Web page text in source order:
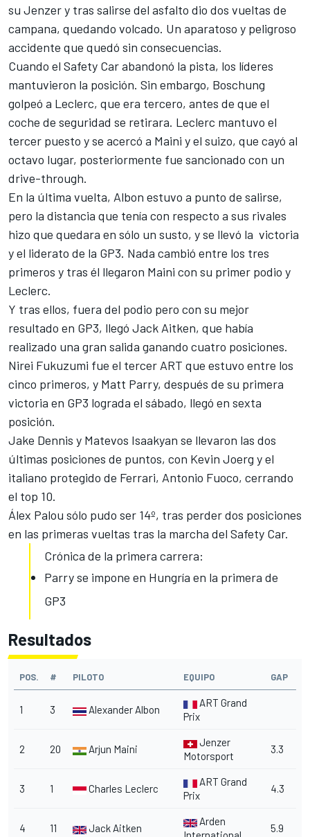
su Jenzer y tras salirse del asfalto dio dos vueltas de
campana, quedando volcado. Un aparatoso y peligroso
accidente que quedó sin consecuencias.
Cuando el Safety Car abandonó la pista, los líderes
mantuvieron la posición. Sin embargo, Boschung
golpeó a Leclerc, que era tercero, antes de que el
coche de seguridad se retirara. Leclerc mantuvo el
tercer puesto y se acercó a Maini y el suizo, que cayó al
octavo lugar, posteriormente fue sancionado con un
drive-through.
En la última vuelta, Albon estuvo a punto de salirse,
pero la distancia que tenía con respecto a sus rivales
hizo que quedara en sólo un susto, y se llevó la victoria
y el liderato de la GP3. Nada cambió entre los tres
primeros y tras él llegaron Maini con su primer podio y
Leclerc.
Y tras ellos, fuera del podio pero con su mejor
resultado en GP3, llegó Jack Aitken, que había
realizado una gran salida ganando cuatro posiciones.
Nirei Fukuzumi fue el tercer ART que estuvo entre los
cinco primeros, y Matt Parry, después de su primera
victoria en GP3 lograda el sábado, llegó en sexta
posición.
Jake Dennis y Matevos Isaakyan se llevaron las dos
últimas posiciones de puntos, con Kevin Joerg y el
italiano protegido de Ferrari, Antonio Fuoco, cerrando
el top 10.
Álex Palou sólo pudo ser 14º, tras perder dos posiciones
en las primeras vueltas tras la marcha del Safety Car.
Crónica de la primera carrera:
Parry se impone en Hungría en la primera de
GP3
Resultados
POS. # PILOTO EQUIPO GAP
1 3 Alexander Albon
ART Grand
Prix
2 20 Arjun Maini
Jenzer
Motorsport
3.3
3 1 Charles Leclerc
ART Grand
Prix
4.3
4 11 Jack Aitken
Arden
5.9